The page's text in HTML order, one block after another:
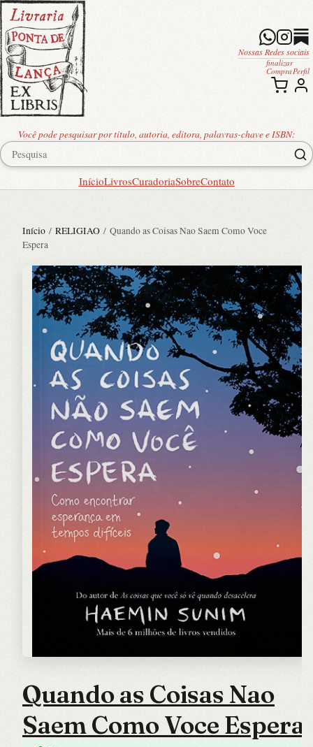
Você pode pesquisar por título, autoria, editora, palavras-chave e ISBN:
InícioLivrosCuradoriaSobreContato
Nossas Redes sociais
finalizar
Compra Perfil
Início / RELIGIAO / Quando as Coisas Nao Saem Como Voce
Espera
Quando as Coisas Nao
Saem Como Voce Espera